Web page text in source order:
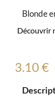
Blonde
Découvrir
3.10 €